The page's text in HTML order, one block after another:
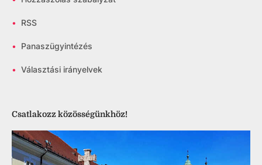
• RSS
• Panaszügyintézés
• Választási irányelvek
Csatlakozz közösségünkhöz!